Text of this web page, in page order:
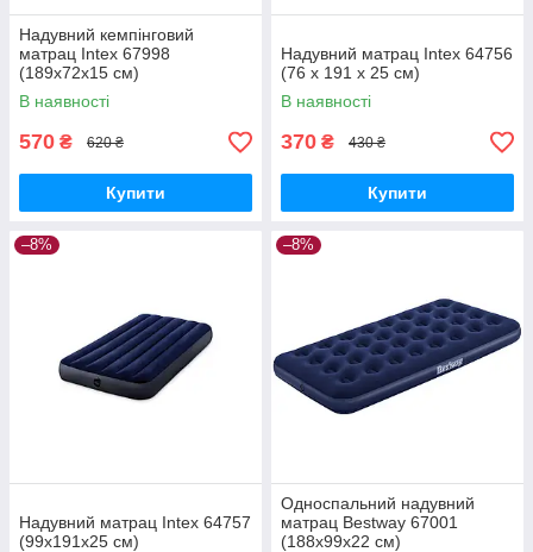
Надувний кемпінговий
матрац Intex 67998
(189х72х15 см)
В наявності
570 ₴ 620 ₴
Купити
Надувний матрац Intex 64756
(76 x 191 x 25 см)
В наявності
370 ₴ 430 ₴
Купити
–8%
Надувний матрац Intex 64757
(99x191x25 см)
–8%
Односпальний надувний
матрац Bestway 67001
(188x99x22 см)